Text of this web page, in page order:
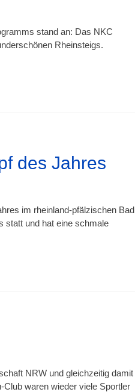
stand an: Das NKC
Rheinsteigs.
des Jahres
im rheinland-pfälzischen Bad
statt und hat eine schmale
NRW und gleichzeitig damit
waren wieder viele Sportler